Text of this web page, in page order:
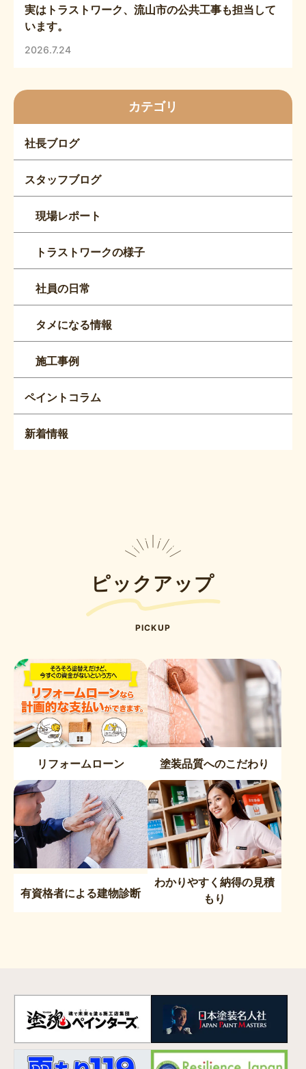
実はトラストワーク、流山市の公共工事も担当して
います。
2026.7.24
カテゴリ
社長ブログ
スタッフブログ
現場レポート
トラストワークの様子
社員の日常
タメになる情報
施工事例
ペイントコラム
新着情報
ピックアップ
PICKUP
リフォームローン 塗装品質へのこだわり
有資格者による建物診断
わかりやすく納得の見積
もり